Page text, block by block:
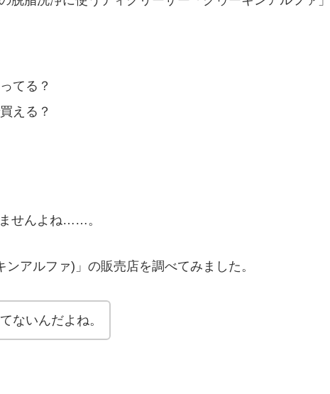
てる？
える？
せんよね……。
アルファ)」の販売店を調べてみました。
ないんだよね。